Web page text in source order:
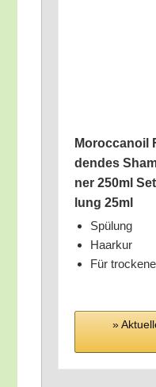
Moroc­ca­noil
den­des
ner 250ml
lung 25ml
Spü­lung
Haar­kur
Für
»